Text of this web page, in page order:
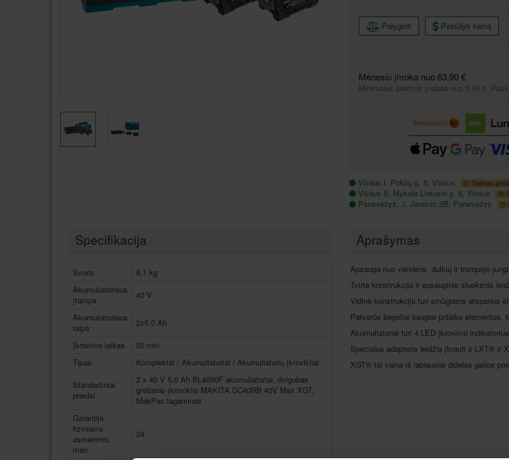
Palyginti Pasiūlyk kainą
Mėnesio įmoka nuo 63.90 €
Minimalus pradinis įnašas nuo 0.00 €.
Vilnius I, Pirklių g. 5, Vilnius Galimas
Vilnius II, Mykolo Lietuvio g. 6, Vilnius
Panevėžys, J. Janonio 2B, Panevėžys
Aprašymas
Apsauga nuo vandens, dulkių ir trumpojo
Tvirta konstrukcija ir apsauginis sluoksnis
Vidinė konstrukcija turi smūgiams atsparius
Patvarūs bėgeliai saugiai prilaiko
Akumuliatoriai turi 4 LED įkrovimo
Specialus adapteris leidžia įkrauti ir LXT® ir
XGT® tai viena iš labiausiai didelės galios
Specifikacija
Svoris
8,1 kg
Akumuliatoriaus
įtampa
40 V
Akumuliatoriaus
talpa
2x5,0 Ah
Įkrovimo laikas
50 min
Tipas
Komplektai / Akumuliatoriai / Akumuliatorių įkrovikliai
Standartiniai
priedai
2 x 40 V 5,0 Ah BL4050F akumuliatoriai, dvigubas
greitasis įkroviklis MAKITA DC40RB 40V Max XGT,
MakPac lagaminas
Garantija
fiziniams
asmenims,
mėn.
24